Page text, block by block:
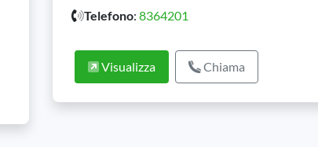
Telefono: 8364201
Visualizza Chiama